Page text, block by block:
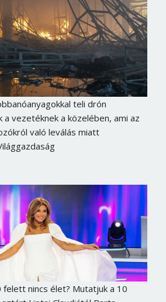
teli drón
vezetéknek a közelében, ami az
való leválás miatt
felett nincs élet? Mutatjuk a 10